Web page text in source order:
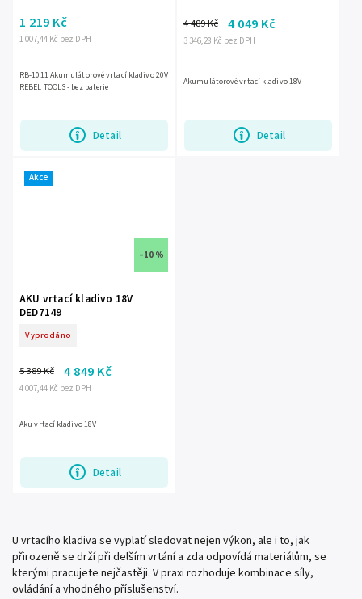
1 007,44 Kč bez DPH
1 219 Kč
Detail
RB-1011 Akumulátorové vrtací kladivo 20V
REBEL TOOLS - bez baterie
3 346,28 Kč bez DPH
4 489 Kč 4 049 Kč
Detail
Akumulátorové vrtací kladivo 18V
Akce
–10 %
AKU vrtací kladivo 18V
DED7149
Vyprodáno
4 007,44 Kč bez DPH
5 389 Kč 4 849 Kč
Detail
Aku vrtací kladivo 18V
U vrtacího kladiva se vyplatí sledovat nejen výkon, ale i to, jak
přirozeně se drží při delším vrtání a zda odpovídá materiálům, se
kterými pracujete nejčastěji. V praxi rozhoduje kombinace síly,
ovládání a vhodného příslušenství.